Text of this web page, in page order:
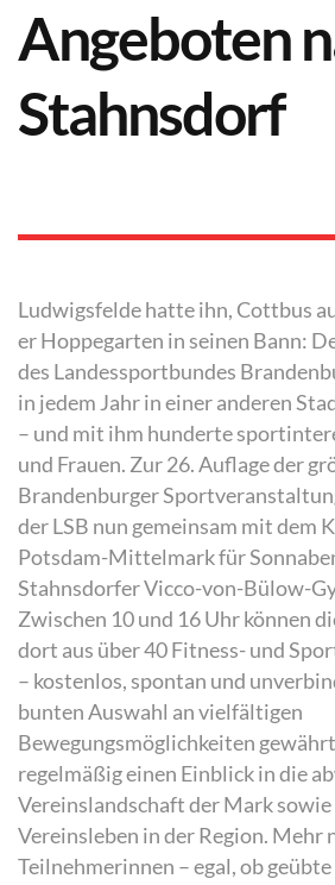
Angeboten
Stahnsdorf
Ludwigsfelde hatte ihn, Cottbus
er Hoppegarten in seinen Bann:
des Landessportbundes
in jedem Jahr in einer anderen
– und mit ihm hunderte
und Frauen. Zur 26. Auflage der
Brandenburger
der LSB nun gemeinsam mit dem
Potsdam-Mittelmark für
Stahnsdorfer Vicco-von-Bülow-
Zwischen 10 und 16 Uhr können
dort aus über 40 Fitness- und
– kostenlos, spontan und
bunten Auswahl an vielfältigen
Bewegungsmöglichkeiten
regelmäßig einen Einblick in die
Vereinslandschaft der Mark
Vereinsleben in der Region. Mehr
Teilnehmerinnen – egal, ob